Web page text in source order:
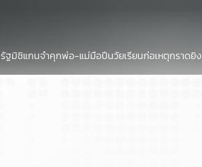
รัฐมิชิแกนจำคุกพ่อ-แม่มือปืนวัยเรียนก่อเหตุกราดยิง